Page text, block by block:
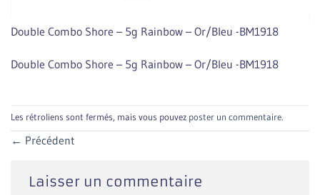
Double Combo Shore – 5g Rainbow – Or/Bleu -BM1918
Double Combo Shore – 5g Rainbow – Or/Bleu -BM1918
Les rétroliens sont fermés, mais vous pouvez poster un commentaire.
← Précédent
Laisser un commentaire